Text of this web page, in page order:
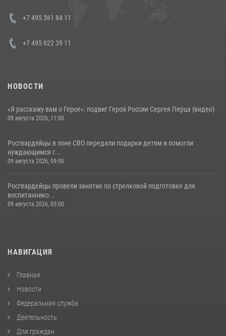
представителя Президента Российской Федерации в Северо-
Кавказском федеральном округе Виталием Кузнецовым
+7 495 361 84 11
+7 495 622 39 11
НОВОСТИ
«Я расскажу вам о Герое»: подвиг Героя России Сергея Перца (видео)
09 августа 2026, 11:00
Росгвардейцы в зоне СВО передали подарки детям и помогли
нуждающимся г...
09 августа 2026, 09:00
Росгвардейцы провели занятие по стрелковой подготовке для
воспитаннико...
09 августа 2026, 05:00
НАВИГАЦИЯ
Главная
Новости
Федеральная служба
Деятельность
Для граждан